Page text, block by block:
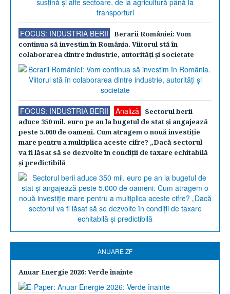
FOCUS: INDUSTRIA BERII
Berarii României: Vom
continua să investim în România. Viitorul stă în
colaborarea dintre industrie, autorităţi şi societate
FOCUS: INDUSTRIA BERII Analiză
Sectorul berii
aduce 350 mil. euro pe an la bugetul de stat şi angajează
peste 5.000 de oameni. Cum atragem o nouă investiţie
mare pentru a multiplica aceste cifre? „Dacă sectorul
va fi lăsat să se dezvolte în condiţii de taxare echitabilă
şi predictibilă
ANUARE ZF
Anuar Energie 2026: Verde înainte